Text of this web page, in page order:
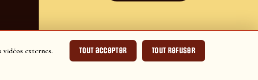
externes.
Tout accepter Tout refuser